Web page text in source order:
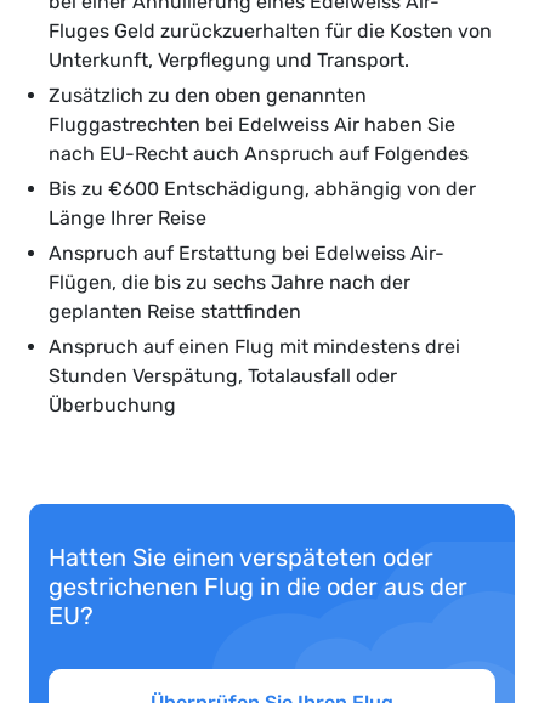
Fluges Geld zurückzuerhalten für die Kosten von
Unterkunft, Verpflegung und Transport.
Zusätzlich zu den oben genannten
Fluggastrechten bei Edelweiss Air haben Sie
nach EU-Recht auch Anspruch auf Folgendes
Bis zu €600 Entschädigung, abhängig von der
Länge Ihrer Reise
Anspruch auf Erstattung bei Edelweiss Air-
Flügen, die bis zu sechs Jahre nach der
geplanten Reise stattfinden
Anspruch auf einen Flug mit mindestens drei
Stunden Verspätung, Totalausfall oder
Überbuchung
Hatten Sie einen verspäteten oder
gestrichenen Flug in die oder aus der
EU?